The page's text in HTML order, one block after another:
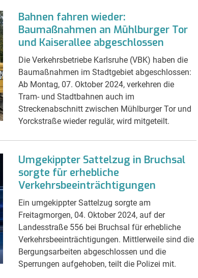
Bahnen fahren wieder:
Baumaßnahmen an Mühlburger Tor
und Kaiserallee abgeschlossen
Die Verkehrsbetriebe Karlsruhe (VBK) haben die
Baumaßnahmen im Stadtgebiet abgeschlossen:
Ab Montag, 07. Oktober 2024, verkehren die
Tram- und Stadtbahnen auch im
Streckenabschnitt zwischen Mühlburger Tor und
Yorckstraße wieder regulär, wird mitgeteilt.
Umgekippter Sattelzug in Bruchsal
sorgte für erhebliche
Verkehrsbeeinträchtigungen
Ein umgekippter Sattelzug sorgte am
Freitagmorgen, 04. Oktober 2024, auf der
Landesstraße 556 bei Bruchsal für erhebliche
Verkehrsbeeinträchtigungen. Mittlerweile sind die
Bergungsarbeiten abgeschlossen und die
Sperrungen aufgehoben, teilt die Polizei mit.